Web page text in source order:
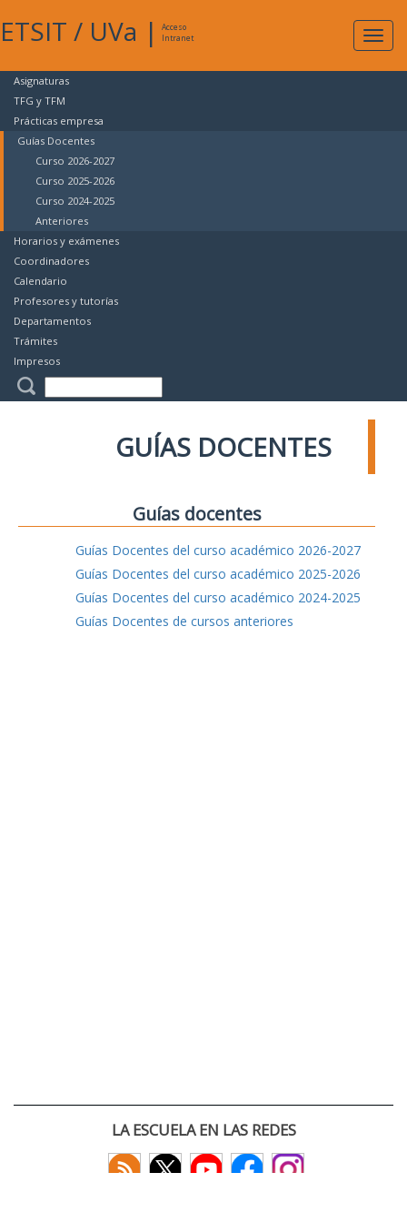
ETSIT / UVa |
Acceso
Intranet
Asignaturas
TFG y TFM
Prácticas empresa
Guías Docentes
Curso 2026-2027
Curso 2025-2026
Curso 2024-2025
Anteriores
Horarios y exámenes
Coordinadores
Calendario
Profesores y tutorías
Departamentos
Trámites
Impresos
GUÍAS DOCENTES
Guías docentes
Guías Docentes del curso académico 2026-2027
Guías Docentes del curso académico 2025-2026
Guías Docentes del curso académico 2024-2025
Guías Docentes de cursos anteriores
LA ESCUELA EN LAS REDES